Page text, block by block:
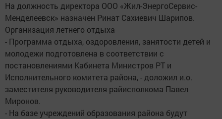
На должность директора ООО «Жил-ЭнергоСервис-
Менделеевск» назначен Ринат Сахиевич Шарипов.
Организация летнего отдыха
- Программа отдыха, оздоровления, занятости детей и
молодежи подготовлена в соответствии с
постановлениями Кабинета Министров РТ и
Исполнительного комитета района, - доложил и.о.
заместителя руководителя райисполкома Павел
Миронов.
- На базе учреждений образования района будут